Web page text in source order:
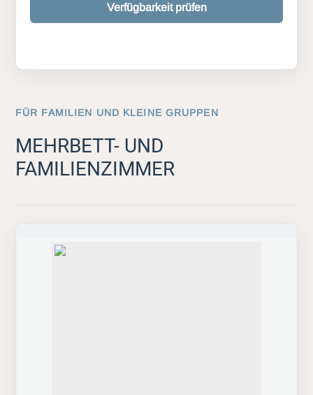
Verfügbarkeit prüfen
FÜR FAMILIEN UND KLEINE GRUPPEN
MEHRBETT- UND
FAMILIENZIMMER